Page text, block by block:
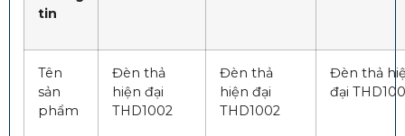
tin
Tên
sản
phẩm
Đèn thả
hiện đại
THD1002
Đèn thả
hiện đại
THD1002
Đèn thả
đại